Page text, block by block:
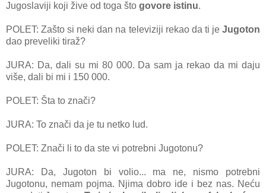
Jugoslaviji koji žive od toga što govore istinu.
POLET: Zašto si neki dan na televiziji rekao da ti jeJugoton
dao preveliki tiraž?
JURA: Da, dali su mi 80 000. Da sam ja rekao da mi daju
više, dali bi mi i 150 000.
POLET: Šta to znači?
JURA: To znači da je tu netko lud.
POLET: Znači li to da ste vi potrebni Jugotonu?
JURA: Da, Jugoton bi volio... ma ne, nismo potrebni
Jugotonu, nemam pojma. Njima dobro ide i bez nas. Neću